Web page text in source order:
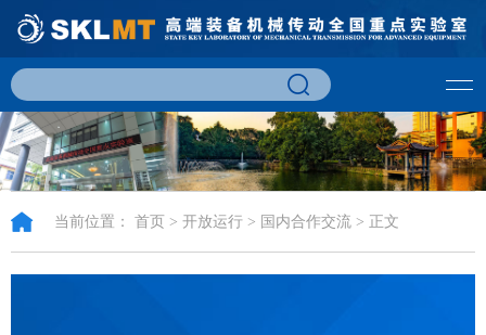
当前位置： 首页 > 开放运行 > 国内合作交流 > 正文